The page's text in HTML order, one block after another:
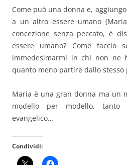
Come può una donna e,
a un altro essere umano
concezione senza peccato, è
essere umano? Come
immedesimarmi in chi non ne
quanto meno partire dallo stesso
Maria è una gran donna ma un
modello per modello,
evangelico…
Condividi: